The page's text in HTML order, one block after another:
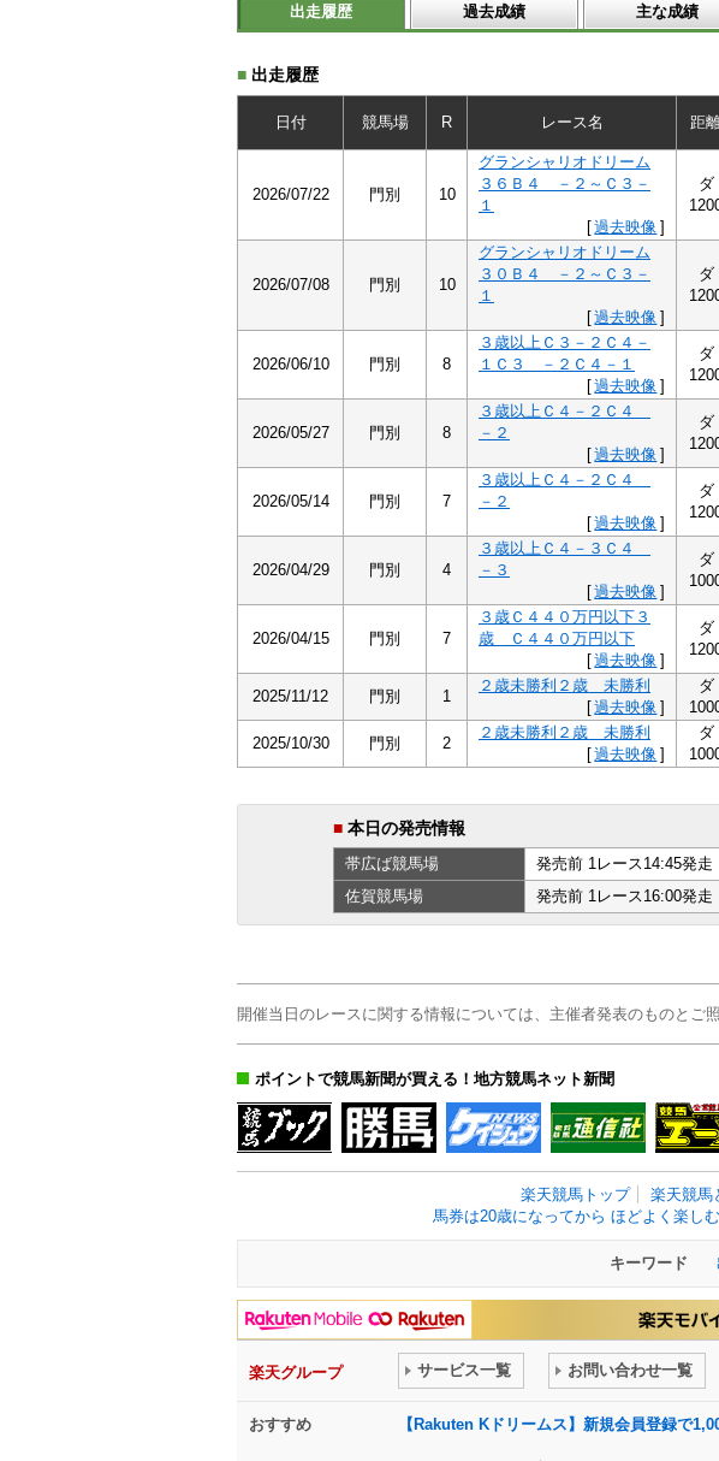
出走履歴 過去成績 主な成績
■ 出走履歴
日付 競馬場 R レース名 距
2026/07/22 門別 10
グランシャリオドリーム
３６Ｂ４ －２～Ｃ３－
１
[過去映像 ]
ダ
2026/07/08 門別 10
グランシャリオドリーム
３０Ｂ４ －２～Ｃ３－
１
[過去映像 ]
ダ
2026/06/10 門別 8
３歳以上Ｃ３－２Ｃ４－
１Ｃ３ －２Ｃ４－１
[過去映像 ]
ダ
2026/05/27 門別 8
３歳以上Ｃ４－２Ｃ４
－２
[過去映像 ]
ダ
2026/05/14 門別 7
３歳以上Ｃ４－２Ｃ４
－２
[過去映像 ]
ダ
2026/04/29 門別 4
３歳以上Ｃ４－３Ｃ４
－３
[過去映像 ]
ダ
2026/04/15 門別 7
３歳Ｃ４４０万円以下３
歳 Ｃ４４０万円以下
[過去映像 ]
ダ
2025/11/12 門別 1
２歳未勝利２歳 未勝利
[過去映像 ]
ダ
2025/10/30 門別 2
２歳未勝利２歳 未勝利
[過去映像 ]
ダ
■ 本日の発売情報
帯広ば競馬場 発売前 1レース14:45発走
佐賀競馬場 発売前 1レース16:00発走
開催当日のレースに関する情報については、主催者発表のものとご照
ポイントで競馬新聞が買える！地方競馬ネット新聞
楽天競馬トップ 楽天競馬
馬券は20歳になってから ほどよく楽し
キーワード
楽天グループ サービス一覧 お問い合わせ一覧
おすすめ 【Rakuten Kドリームス】新規会員登録で